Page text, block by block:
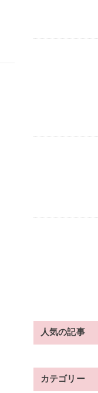
人気の記事
カテゴリー